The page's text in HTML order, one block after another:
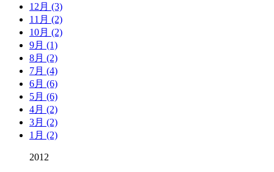
12月 (3)
11月 (2)
10月 (2)
9月 (1)
8月 (2)
7月 (4)
6月 (6)
5月 (6)
4月 (2)
3月 (2)
1月 (2)
2012